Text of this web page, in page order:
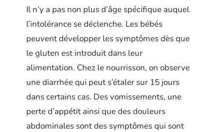
Il n’y a pas non plus d’âge spécifique auquel
l’intolérance se déclenche. Les bébés
peuvent développer les symptômes dès que
le gluten est introduit dans leur
alimentation. Chez le nourrisson, on observe
une diarrhée qui peut s’étaler sur 15 jours
dans certains cas. Des vomissements, une
perte d’appétit ainsi que des douleurs
abdominales sont des symptômes qui sont